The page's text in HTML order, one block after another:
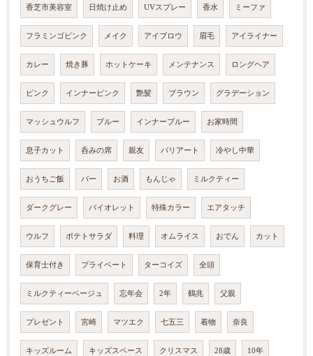
香芝市美容室 日焼け止め UVスプレー 香水 ミーファ
フラミンゴピンク メイク アイブロウ 眉毛 アイライナー
カレー 焼き豚 ホットケーキ メンテナンス ロングヘア
ピンク インナーピンク 艶髪 ブラウン グラデーション
マッシュウルフ ブルー インナーブルー お家時間
息子カット 呑みの席 親友 バリアート 冷やし中華
おうちご飯 バー お酒 もんじゃ ミルクティー
ダークグレー バイオレット 特殊カラー エアタッチ
ウルフ ポテトサラダ 料理 オムライス おでん カット
保育士付き プライベート ターコイズ 全頭
ミルクティーベージュ 忘年会 2年 鶴兆 父親
プレゼント 宮崎 マツエク 七五三 着物 奈良
キッズルーム キッズスペース クリスマス 28歳 10年